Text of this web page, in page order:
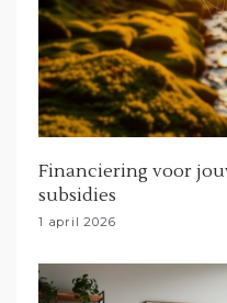
e
Financiering voor
subsidies
1 april 2026